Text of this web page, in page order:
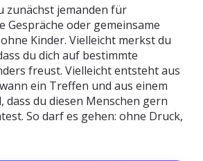
zunächst jemanden für
Gespräche oder gemeinsame
Kinder. Vielleicht merkst du
du dich auf bestimmte
freust. Vielleicht entsteht aus
ein Treffen und aus einem
dass du diesen Menschen gern
So darf es gehen: ohne Druck,